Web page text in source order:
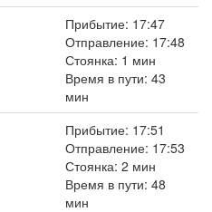
Прибытие: 17:47
Отправление: 17:48
Стоянка: 1 мин
Время в пути: 43
мин
Прибытие: 17:51
Отправление: 17:53
Стоянка: 2 мин
Время в пути: 48
мин